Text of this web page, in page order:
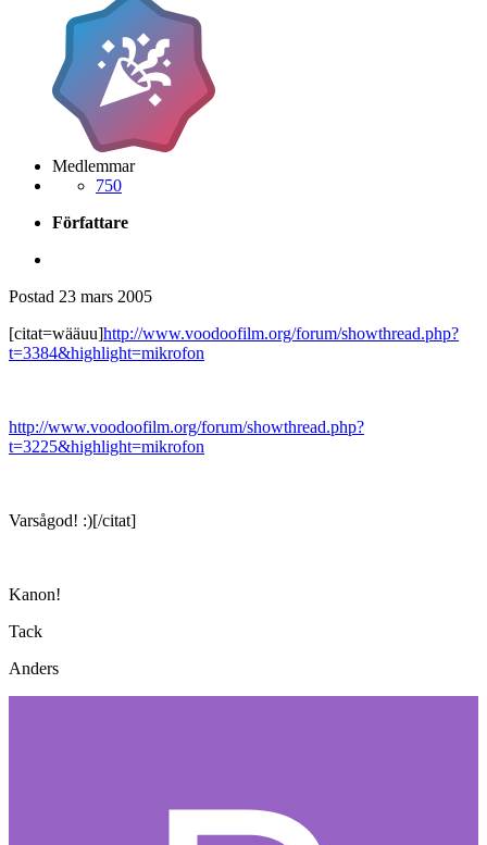
Medlemmar
750
Författare
Postad 23 mars 2005
[citat=wääuu]http://www.voodoofilm.org/forum/showthread.php?
t=3384&highlight=mikrofon
http://www.voodoofilm.org/forum/showthread.php?
t=3225&highlight=mikrofon
Varsågod! :)[/citat]
Kanon!
Tack
Anders